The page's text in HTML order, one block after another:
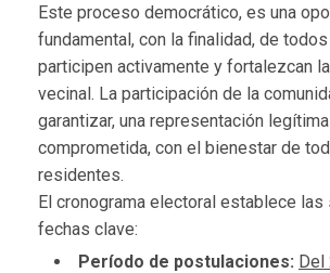
Este proceso democrático, es una
fundamental, con la finalidad, de
participen activamente y fortalezcan
vecinal. La participación de la
garantizar, una representación
comprometida, con el bienestar de
residentes.
El cronograma electoral establece
fechas clave:
Período de postulaciones: Del